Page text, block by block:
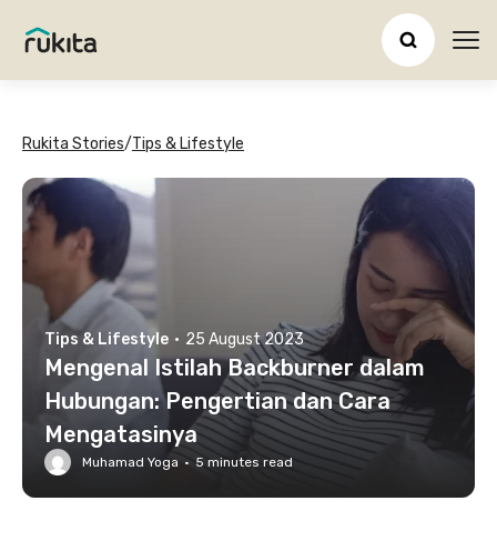
Rukita Stories/Tips & Lifestyle
Tips & Lifestyle · 25 August 2023
Mengenal Istilah Backburner dalam
Hubungan: Pengertian dan Cara
Mengatasinya
Muhamad Yoga · 5 minutes read